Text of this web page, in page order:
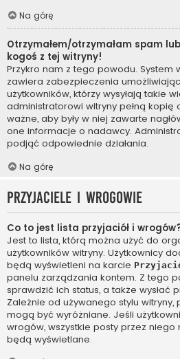
Na górę
Otrzymałem/otrzymałam spam
kogoś z tej witryny!
Przykro nam z tego powodu. System
zawiera zabezpieczenia
użytkowników, którzy wysyłają takie
administratorowi witryny pełną
ważne, aby były w niej zawarte
one informacje o nadawcy.
podjąć odpowiednie działania.
Na górę
Przyjaciele i wrogowie
Co to jest lista przyjaciół i
Jest to lista, którą można użyć do
użytkowników witryny. Użytkownicy
będą wyświetleni na karcie
panelu zarządzania kontem. Z tego
sprawdzić ich status, a także wysłać
Zależnie od używanego stylu witryny,
mogą być wyróżniane. Jeśli
wrogów, wszystkie posty przez
będą wyświetlane.